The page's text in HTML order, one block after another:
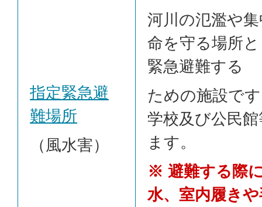
指定緊急避
難場所
（風水害）
河川の氾濫や
命を守る場所
緊急避難する
ための施設で
学校及び公民
ます。
※ 避難する際
水、室内履き